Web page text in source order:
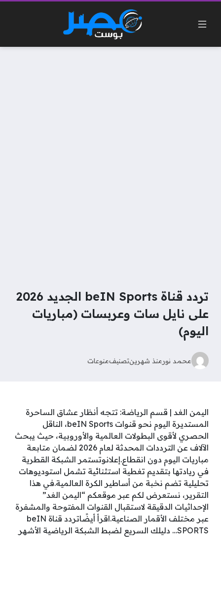
تردد قناة beIN Sports الجديد 2026
على نايل سات وعربسات (مباريات
اليوم)
محمد نورمنذ شهرينتصنيفمنوعات
اليمن الغد | قسم الرياضة: تتجه أنظار عشاق الساحرة
المستديرة اليوم نحو قنوات beIN Sports، الناقل
الحصري لأقوى البطولات العالمية والأوروبية، حيث يبحث
الآلاف عن الترددات المحدثة لعام 2026 لضمان متابعة
مباريات اليوم دون انقطاع.إعلانوتستمر الشبكة القطرية
في ريادتها بتقديم تغطية استثنائية تشمل استوديوهات
تحليلية تضم نخبة من أساطير الكرة العالمية.في هذا
التقرير، نستعرض لكم عبر موقعكم “اليمن الغد”
الإحداثيات الدقيقة لاستقبال القنوات المفتوحة والمشفرة
عبر مختلف الأقمار الصناعية.اقرأ أيضًاتردد قناة beIN
SPORTS… دليلك السريع لضبط الشبكة الرياضية الأشهر